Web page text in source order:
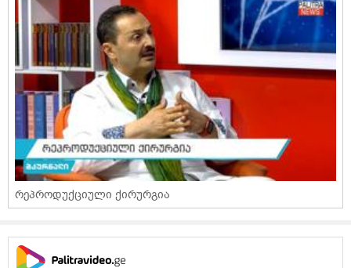
რეპროდუქციული ქირურგია